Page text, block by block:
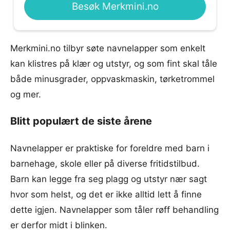
Besøk Merkmini.no
Merkmini.no tilbyr søte navnelapper som enkelt
kan klistres på klær og utstyr, og som fint skal tåle
både minusgrader, oppvaskmaskin, tørketrommel
og mer.
Blitt populært de siste årene
Navnelapper er praktiske for foreldre med barn i
barnehage, skole eller på diverse fritidstilbud.
Barn kan legge fra seg plagg og utstyr nær sagt
hvor som helst, og det er ikke alltid lett å finne
dette igjen. Navnelapper som tåler røff behandling
er derfor midt i blinken.